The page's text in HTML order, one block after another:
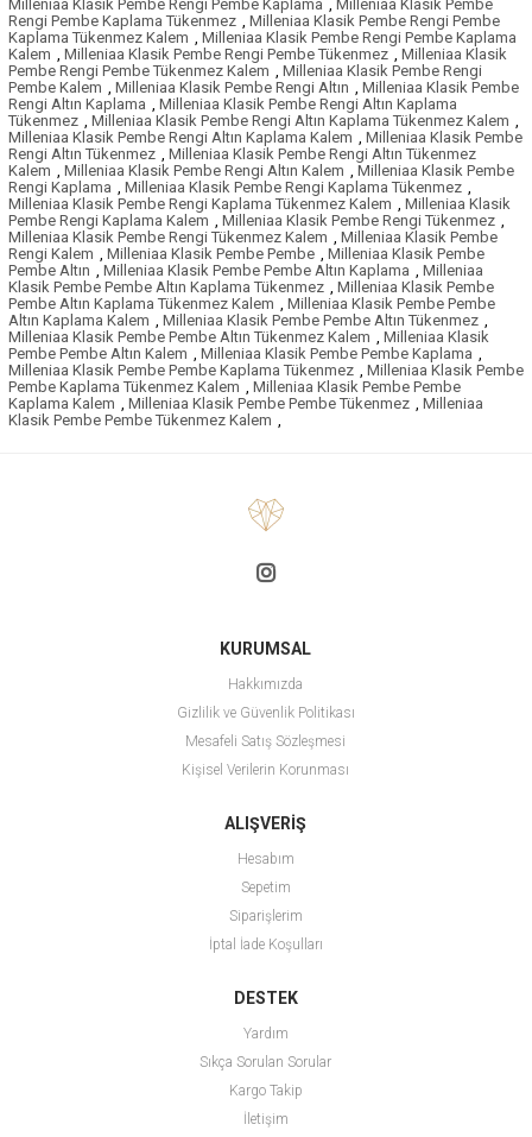
Milleniaa Klasik Pembe Rengi Pembe Kaplama , Milleniaa Klasik Pembe
Rengi Pembe Kaplama Tükenmez , Milleniaa Klasik Pembe Rengi Pembe
Kaplama Tükenmez Kalem , Milleniaa Klasik Pembe Rengi Pembe Kaplama
Kalem , Milleniaa Klasik Pembe Rengi Pembe Tükenmez , Milleniaa Klasik
Pembe Rengi Pembe Tükenmez Kalem , Milleniaa Klasik Pembe Rengi
Pembe Kalem , Milleniaa Klasik Pembe Rengi Altın , Milleniaa Klasik Pembe
Rengi Altın Kaplama , Milleniaa Klasik Pembe Rengi Altın Kaplama
Tükenmez , Milleniaa Klasik Pembe Rengi Altın Kaplama Tükenmez Kalem ,
Milleniaa Klasik Pembe Rengi Altın Kaplama Kalem , Milleniaa Klasik Pembe
Rengi Altın Tükenmez , Milleniaa Klasik Pembe Rengi Altın Tükenmez
Kalem , Milleniaa Klasik Pembe Rengi Altın Kalem , Milleniaa Klasik Pembe
Rengi Kaplama , Milleniaa Klasik Pembe Rengi Kaplama Tükenmez ,
Milleniaa Klasik Pembe Rengi Kaplama Tükenmez Kalem , Milleniaa Klasik
Pembe Rengi Kaplama Kalem , Milleniaa Klasik Pembe Rengi Tükenmez ,
Milleniaa Klasik Pembe Rengi Tükenmez Kalem , Milleniaa Klasik Pembe
Rengi Kalem , Milleniaa Klasik Pembe Pembe , Milleniaa Klasik Pembe
Pembe Altın , Milleniaa Klasik Pembe Pembe Altın Kaplama , Milleniaa
Klasik Pembe Pembe Altın Kaplama Tükenmez , Milleniaa Klasik Pembe
Pembe Altın Kaplama Tükenmez Kalem , Milleniaa Klasik Pembe Pembe
Altın Kaplama Kalem , Milleniaa Klasik Pembe Pembe Altın Tükenmez ,
Milleniaa Klasik Pembe Pembe Altın Tükenmez Kalem , Milleniaa Klasik
Pembe Pembe Altın Kalem , Milleniaa Klasik Pembe Pembe Kaplama ,
Milleniaa Klasik Pembe Pembe Kaplama Tükenmez , Milleniaa Klasik Pembe
Pembe Kaplama Tükenmez Kalem , Milleniaa Klasik Pembe Pembe
Kaplama Kalem , Milleniaa Klasik Pembe Pembe Tükenmez , Milleniaa
Klasik Pembe Pembe Tükenmez Kalem ,
KURUMSAL
Hakkımızda
Gizlilik ve Güvenlik Politikası
Mesafeli Satış Sözleşmesi
Kişisel Verilerin Korunması
ALIŞVERİŞ
Hesabım
Sepetim
Siparişlerim
İptal İade Koşulları
DESTEK
Yardım
Sıkça Sorulan Sorular
Kargo Takip
İletişim